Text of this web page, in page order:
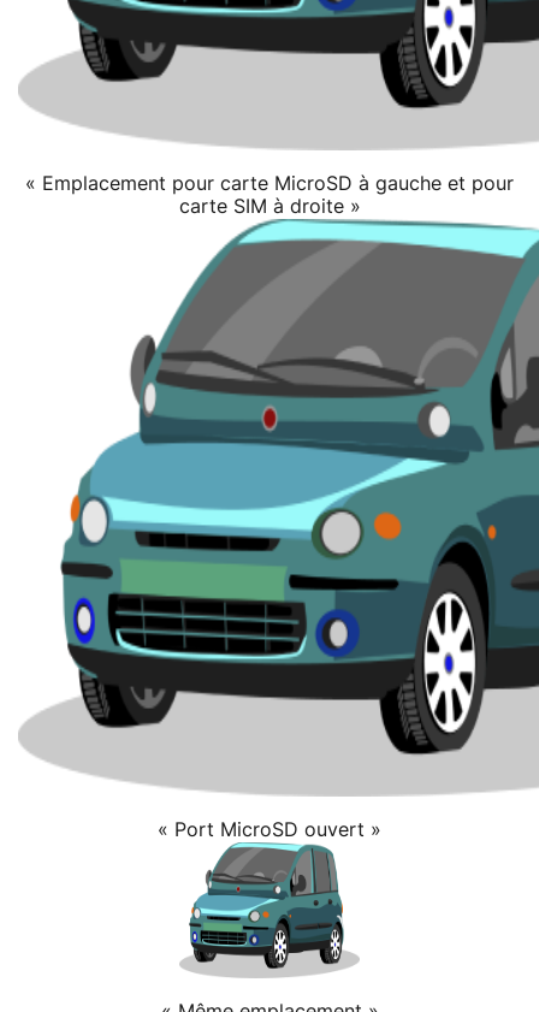
« Emplacement pour carte MicroSD à gauche et pour
carte SIM à droite »
« Port MicroSD ouvert »